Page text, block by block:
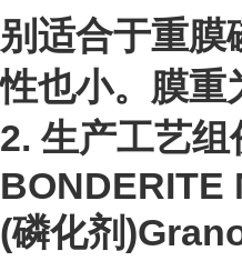
别适合于重膜
性也小。膜重
2. 生产工艺组
BONDERITE
(磷化剂)